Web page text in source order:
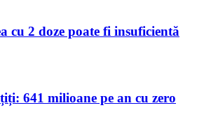
cu 2 doze poate fi insuficientă
641 milioane pe an cu zero